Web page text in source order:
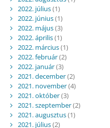
2022. július(1)
2022. június(1)
2022. május(3)
2022. április(1)
2022. március(1)
2022. február(2)
2022. január(3)
2021. december(2)
2021. november(4)
2021. október(3)
2021. szeptember(2)
2021. augusztus(1)
2021. július(2)